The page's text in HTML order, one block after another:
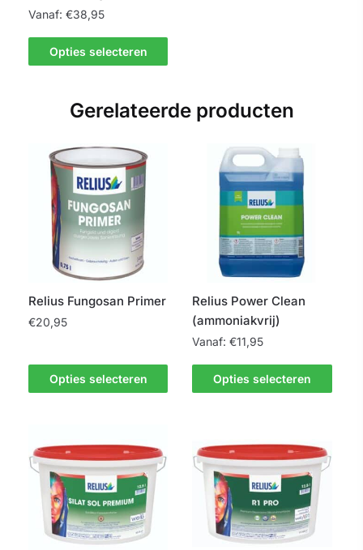
Vanaf: €38,95
Opties selecteren
product
meerdere
variaties.
optie
gekozen
worden
productpagina
Gerelateerde producten
Relius Fungosan Primer
€20,95
Opties selecteren
product
heeft
Deze
optie
gekozen
worden
Relius Power Clean
(ammoniakvrij)
Vanaf:€11,95
Opties selecteren
product
variaties.
Deze
optie
gekozen
worden